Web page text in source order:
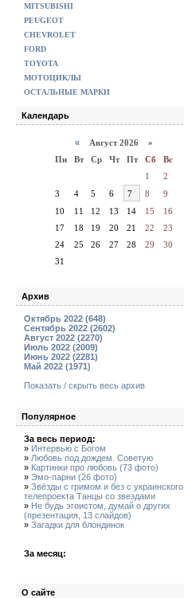
MITSUBISHI
PEUGEOT
CHEVROLET
FORD
TOYOTA
МОТОЦИКЛЫ
ОСТАЛЬНЫЕ МАРКИ
Календарь
« Август 2026 »
Пн
Вт Ср Чт Пт Сб
Вс
1
2
3
4 5 6 7 8
9
10
11 12 13 14 15
16
17
18 19 20 21 22
23
24
25 26 27 28 29
30
31
Архив
Октябрь 2022 (648)
Сентябрь 2022 (2602)
Август 2022 (2270)
Июль 2022 (2009)
Июнь 2022 (2281)
Май 2022 (1971)
Показать / скрыть весь архив
Популярное
За весь период:
» Интервью с Богом
» Любовь под дождем. Советую
» Картинки про любовь (73 фото)
» Эмо-парни (26 фото)
» Звёзды с гримом и без с украинского
телепроекта Танцы со звездами
» Не будь эгоистом, думай о других
(презентация, 13 слайдов)
» Загадки для блондинок
За месяц:
О сайте